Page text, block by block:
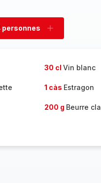
personnes
Ajouter
30 cl Vin blanc
1 càs Estragon
200 g Beurre